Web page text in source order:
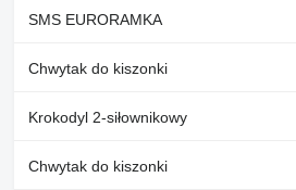
SMS EURORAMKA
Chwytak do kiszonki
Krokodyl 2-siłownikowy
Chwytak do kiszonki